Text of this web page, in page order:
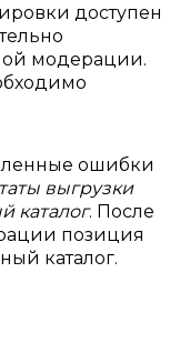
доступен
модерации.
ошибки
выгрузки
каталог. После
позиция
каталог.